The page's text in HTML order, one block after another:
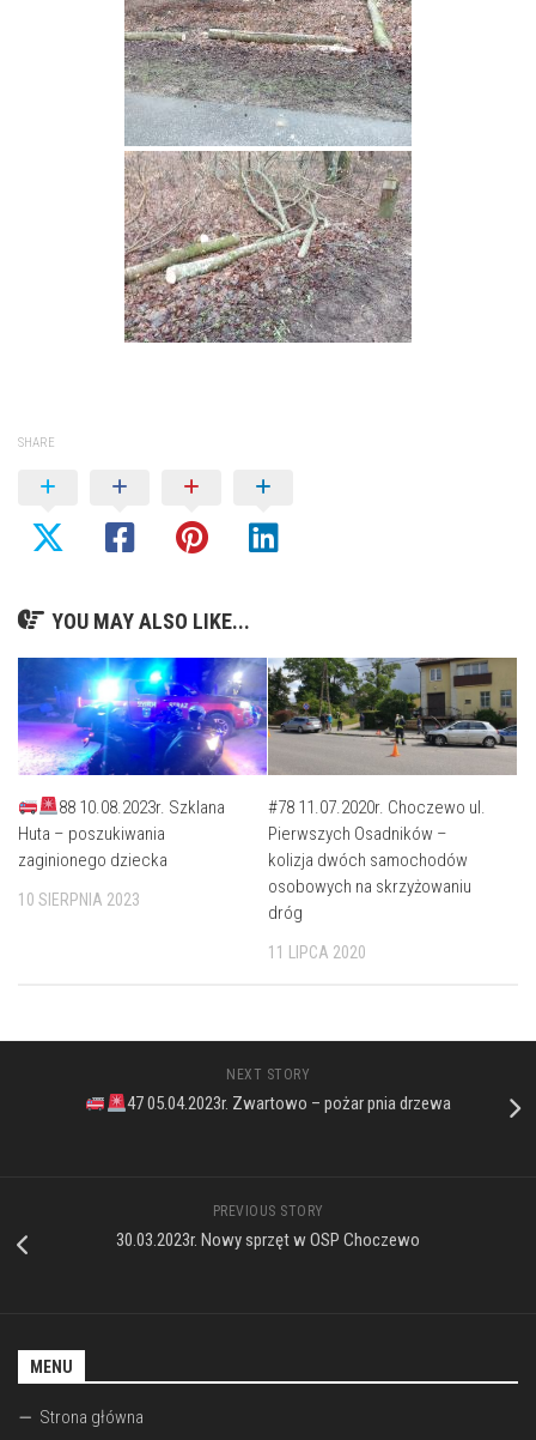
SHARE
YOU MAY ALSO LIKE...
88 10.08.2023r. Szklana
Huta – poszukiwania
zaginionego dziecka
10 SIERPNIA 2023
#78 11.07.2020r. Choczewo ul.
Pierwszych Osadników –
kolizja dwóch samochodów
osobowych na skrzyżowaniu
dróg
11 LIPCA 2020
NEXT STORY
47 05.04.2023r. Zwartowo – pożar pnia drzewa
PREVIOUS STORY
30.03.2023r. Nowy sprzęt w OSP Choczewo
MENU
Strona główna